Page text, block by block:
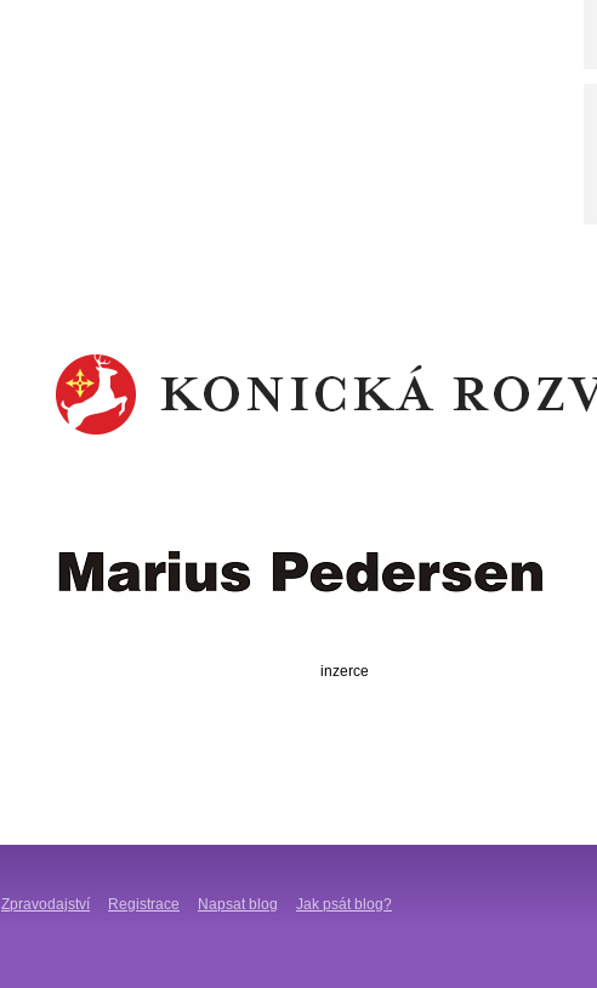
inzerce
Zpravodajství Registrace Napsat blog Jak psát blog?